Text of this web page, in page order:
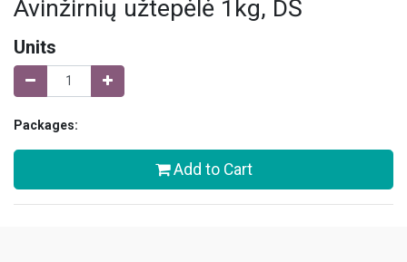
Avinžirnių užtepėlė 1kg, DŠ
Units
Packages:
Add to Cart